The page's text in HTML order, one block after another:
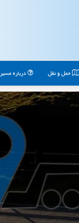
حمل و نقل درباره